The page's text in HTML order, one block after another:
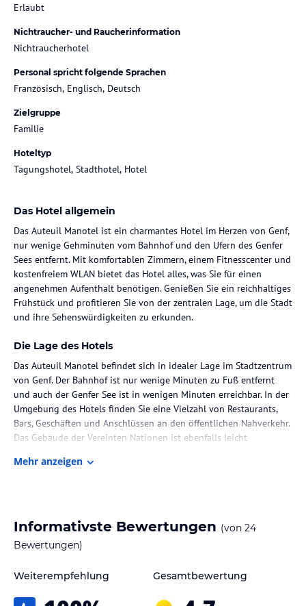
Erlaubt
Nichtraucher- und Raucherinformation
Nichtraucherhotel
Personal spricht folgende Sprachen
Französisch, Englisch, Deutsch
Zielgruppe
Familie
Hoteltyp
Tagungshotel, Stadthotel, Hotel
Das Hotel allgemein
Das Auteuil Manotel ist ein charmantes Hotel im Herzen von Genf,
nur wenige Gehminuten vom Bahnhof und den Ufern des Genfer
Sees entfernt. Mit komfortablen Zimmern, einem Fitnesscenter und
kostenfreiem WLAN bietet das Hotel alles, was Sie für einen
angenehmen Aufenthalt benötigen. Genießen Sie ein reichhaltiges
Frühstück und profitieren Sie von der zentralen Lage, um die Stadt
und ihre Sehenswürdigkeiten zu erkunden.
Die Lage des Hotels
Das Auteuil Manotel befindet sich in idealer Lage im Stadtzentrum
von Genf. Der Bahnhof ist nur wenige Minuten zu Fuß entfernt
und auch der Genfer See ist in wenigen Minuten erreichbar. In der
Umgebung des Hotels finden Sie eine Vielzahl von Restaurants,
Bars, Geschäften und Anschlüssen an den öffentlichen Nahverkehr.
Das Gebäude der Vereinten Nationen ist ebenfalls leicht
Teezubereitungsmöglichkeiten und ein eigenes Badezimmer mit
Haartrockner. Auf Anfrage können auch Bademäntel und
Mehr anzeigen
Informativste Bewertungen (von 24
Bewertungen)
Weiterempfehlung Gesamtbewertung